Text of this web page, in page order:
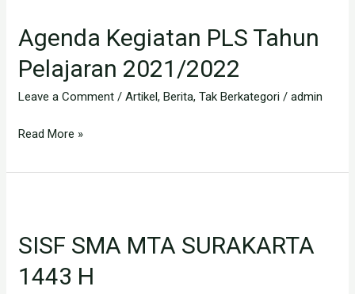
Agenda Kegiatan PLS Tahun
Pelajaran 2021/2022
Leave a Comment /Artikel,Berita,Tak Berkategori /admin
PLS
Tahun
Pelajaran
2021/2022
Read More »
SISF SMA MTA SURAKARTA
1443 H
MTA
1443